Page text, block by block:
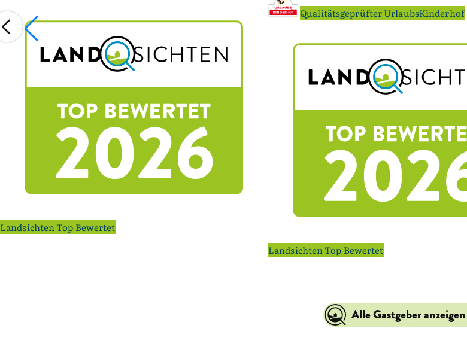
Landsichten Top Bewertet
Qualitätsgeprüfter UrlaubsKinderhof
Landsichten Top Bewertet
Alle Gastgeber anzeigen